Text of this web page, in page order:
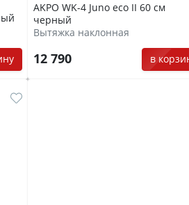
AKPO WK-4 Juno eco II 60 см
черный
Вытяжка наклонная
12 790 в